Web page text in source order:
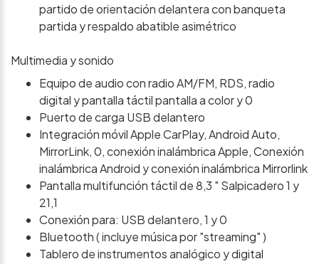
partido de orientación delantera con banqueta
partida y respaldo abatible asimétrico
Multimedia y sonido
Equipo de audio con radio AM/FM, RDS, radio
digital y pantalla táctil pantalla a color y 0
Puerto de carga USB delantero
Integración móvil Apple CarPlay, Android Auto,
MirrorLink, 0, conexión inalámbrica Apple, Conexión
inalámbrica Android y conexión inalámbrica Mirrorlink
Pantalla multifunción táctil de 8,3 " Salpicadero 1 y
21,1
Conexión para: USB delantero, 1 y 0
Bluetooth ( incluye música por "streaming" )
Tablero de instrumentos analógico y digital